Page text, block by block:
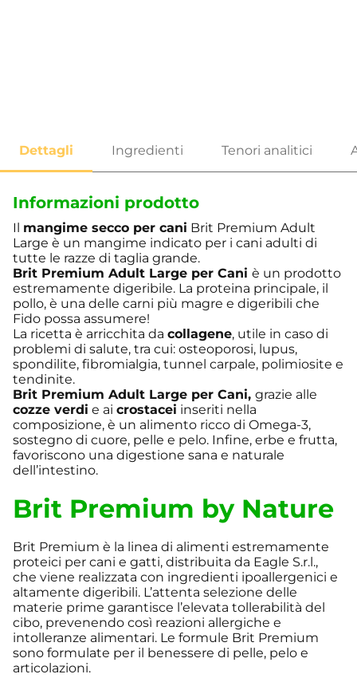
Informazioni prodotto
Il mangime secco per cani Brit Premium Adult
Large è un mangime indicato per i cani adulti di
tutte le razze di taglia grande.
Brit Premium Adult Large per Cani è un prodotto
estremamente digeribile. La proteina principale, il
pollo, è una delle carni più magre e digeribili che
Fido possa assumere!
La ricetta è arricchita da collagene, utile in caso di
problemi di salute, tra cui: osteoporosi, lupus,
spondilite, fibromialgia, tunnel carpale, polimiosite e
tendinite.
Brit Premium Adult Large per Cani, grazie alle
cozze verdi e ai crostacei inseriti nella
composizione, è un alimento ricco di Omega-3,
sostegno di cuore, pelle e pelo. Infine, erbe e frutta,
favoriscono una digestione sana e naturale
dell’intestino.
Brit Premium by Nature
Brit Premium è la linea di alimenti estremamente
proteici per cani e gatti, distribuita da Eagle S.r.l.,
che viene realizzata con ingredienti ipoallergenici e
altamente digeribili. L’attenta selezione delle
materie prime garantisce l’elevata tollerabilità del
cibo, prevenendo così reazioni allergiche e
intolleranze alimentari. Le formule Brit Premium
sono formulate per il benessere di pelle, pelo e
articolazioni.